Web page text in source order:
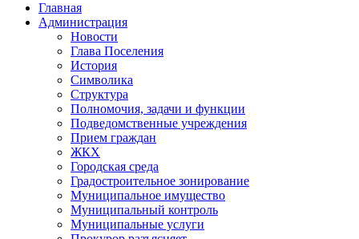
Главная
Администрация
Новости
Глава Поселения
История
Символика
Структура
Полномочия, задачи и функции
Подведомственные учреждения
Прием граждан
ЖКХ
Городская среда
Градостроительное зонирование
Муниципальное имущество
Муниципальный контроль
Муниципальные услуги